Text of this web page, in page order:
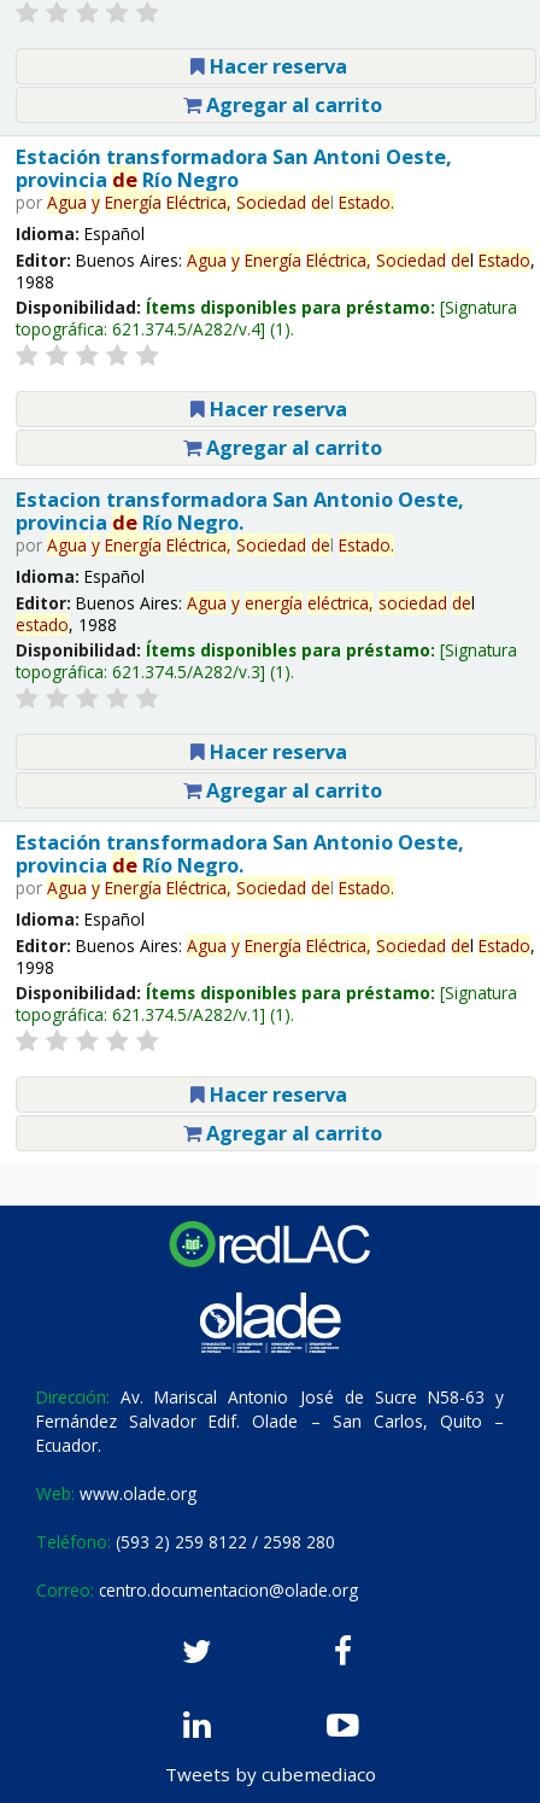
Hacer reserva
Agregar al carrito
Estación transformadora San Antoni Oeste,
provincia deRío Negro
por Agua y Energía Eléctrica, Sociedad del Estado.
Idioma: Español
Editor: Buenos Aires: Agua y Energía Eléctrica, Sociedad del Estado,
1988
Disponibilidad: Ítems disponibles para préstamo: Signatura
topográfica: 621.374.5/A282/v.4 (1).
Hacer reserva
Agregar al carrito
Estacion transformadora San Antonio Oeste,
provincia deRío Negro.
por Agua y Energía Eléctrica, Sociedad del Estado.
Idioma: Español
Editor: Buenos Aires: Agua y energía eléctrica, sociedad del
estado, 1988
Disponibilidad: Ítems disponibles para préstamo: Signatura
topográfica: 621.374.5/A282/v.3 (1).
Hacer reserva
Agregar al carrito
Estación transformadora San Antonio Oeste,
provincia deRío Negro.
por Agua y Energía Eléctrica, Sociedad del Estado.
Idioma: Español
Editor: Buenos Aires: Agua y Energía Eléctrica, Sociedad del Estado,
1998
Disponibilidad: Ítems disponibles para préstamo: Signatura
topográfica: 621.374.5/A282/v.1 (1).
Hacer reserva
Agregar al carrito
Dirección: Av. Mariscal Antonio José de Sucre N58-63 y
Fernández Salvador Edif. Olade – San Carlos, Quito –
Ecuador.
Web: www.olade.org
Teléfono: (593 2) 259 8122 / 2598 280
Correo: centro.documentacion@olade.org
Tweets by cubemediaco